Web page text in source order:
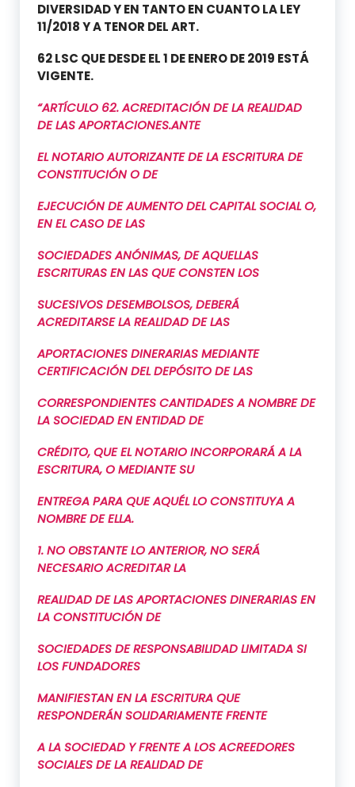
DIVERSIDAD Y EN TANTO EN CUANTO LA LEY
11/2018 Y A TENOR DEL ART.
62 LSC QUE DESDE EL 1 DE ENERO DE 2019 ESTÁ
VIGENTE.
“ARTÍCULO 62. ACREDITACIÓN DE LA REALIDAD
DE LAS APORTACIONES.ANTE
EL NOTARIO AUTORIZANTE DE LA ESCRITURA DE
CONSTITUCIÓN O DE
EJECUCIÓN DE AUMENTO DEL CAPITAL SOCIAL O,
EN EL CASO DE LAS
SOCIEDADES ANÓNIMAS, DE AQUELLAS
ESCRITURAS EN LAS QUE CONSTEN LOS
SUCESIVOS DESEMBOLSOS, DEBERÁ
ACREDITARSE LA REALIDAD DE LAS
APORTACIONES DINERARIAS MEDIANTE
CERTIFICACIÓN DEL DEPÓSITO DE LAS
CORRESPONDIENTES CANTIDADES A NOMBRE DE
LA SOCIEDAD EN ENTIDAD DE
CRÉDITO, QUE EL NOTARIO INCORPORARÁ A LA
ESCRITURA, O MEDIANTE SU
ENTREGA PARA QUE AQUÉL LO CONSTITUYA A
NOMBRE DE ELLA.
1.NO OBSTANTE LO ANTERIOR, NO SERÁ
NECESARIO ACREDITAR LA
REALIDAD DE LAS APORTACIONES DINERARIAS EN
LA CONSTITUCIÓN DE
SOCIEDADES DE RESPONSABILIDAD LIMITADA SI
LOS FUNDADORES
MANIFIESTAN EN LA ESCRITURA QUE
RESPONDERÁN SOLIDARIAMENTE FRENTE
A LA SOCIEDAD Y FRENTE A LOS ACREEDORES
SOCIALES DE LA REALIDAD DE